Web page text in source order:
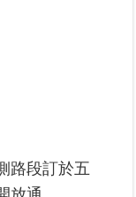
路段訂於五